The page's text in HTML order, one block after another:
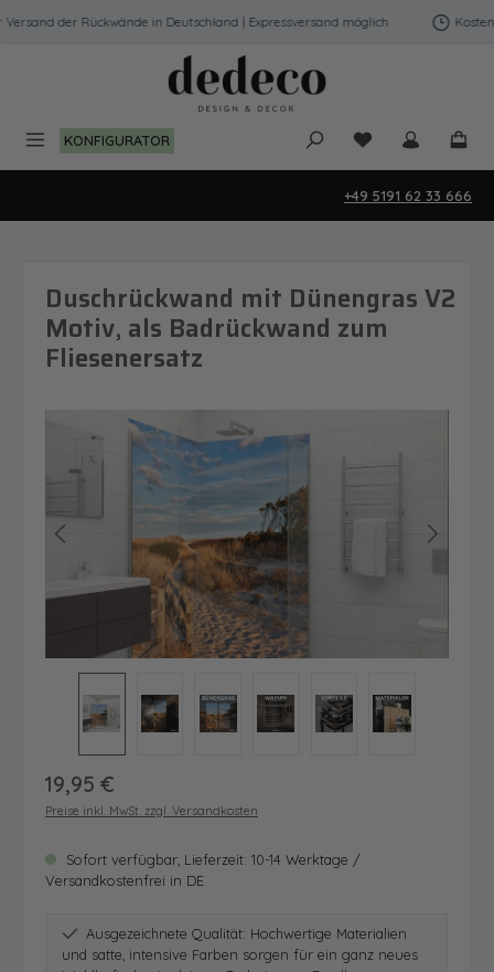
Zum Hauptinhalt springen
der Rückwände in Deutschland | Expressversand möglich
KONFIGURATOR Du hast 0
+49 5191 62 33 666
Duschrückwand mit Dünengras V2
Motiv, als Badrückwand zum
Fliesenersatz
Bildergalerie überspringen
Regulärer Preis:
19,95 €
Preise inkl. MwSt. zzgl. Versandkosten
Sofort verfügbar, Lieferzeit: 10-14 Werktage /
Versandkostenfrei in DE
Ausgezeichnete Qualität: Hochwertige Materialien
und satte, intensive Farben sorgen für ein ganz neues